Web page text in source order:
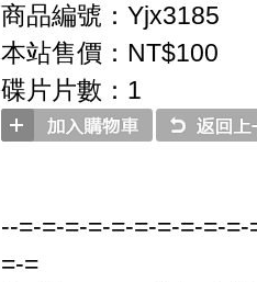
商品編號：Yjx3185
本站售價：NT$100
碟片片數：1
--=-=-=-=-=-=-=-=-=-
=-=